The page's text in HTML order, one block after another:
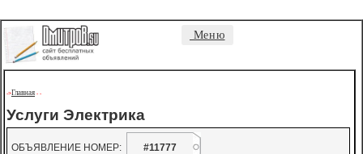
Меню
->Главная - -
Услуги Электрика
ОБЪЯВЛЕНИЕ НОМЕР:
#11777